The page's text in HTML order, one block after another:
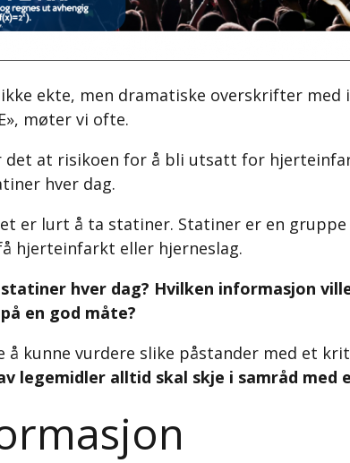
ekte, men dramatiske overskrifter med
møter vi ofte.
det at risikoen for å bli utsatt for
hver dag.
er lurt å ta statiner. Statiner er en
hjerteinfarkt eller hjerneslag.
hver dag? Hvilken informasjon
en god måte?
å kunne vurdere slike påstander med et
legemidler alltid skal skje i samråd med